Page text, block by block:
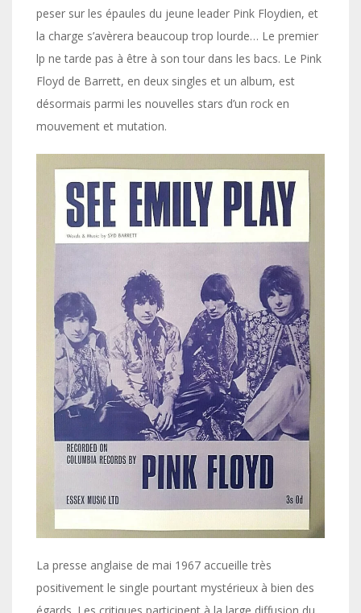
peser sur les épaules du jeune leader Pink Floydien, et
la charge s’avèrera beaucoup trop lourde… Le premier
lp ne tarde pas à être à son tour dans les bacs. Le Pink
Floyd de Barrett, en deux singles et un album, est
désormais parmi les nouvelles stars d’un rock en
mouvement et mutation.
La presse anglaise de mai 1967 accueille très
positivement le single pourtant mystérieux à bien des